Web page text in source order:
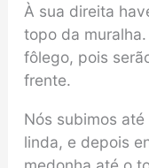
À sua direita
topo da
fôlego, pois
frente.
Nós subimos
linda, e depois